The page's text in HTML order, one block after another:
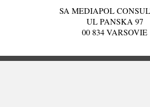
SA MEDIAPOL
UL PANSKA 97
00 834 VARSOVIE